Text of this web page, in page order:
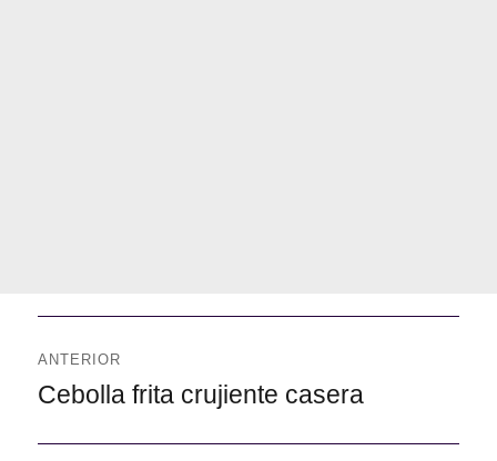
entradas
ANTERIOR
Anterior
Cebolla frita crujiente casera